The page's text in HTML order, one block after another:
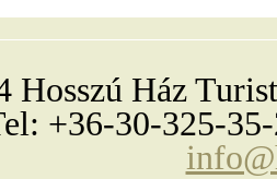
Hosszú Ház
+36-30-325-